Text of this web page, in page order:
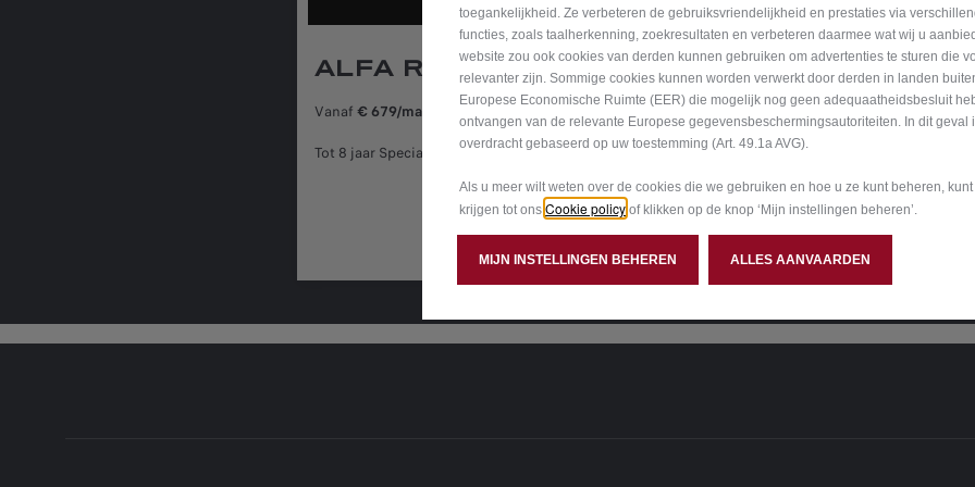
ALFA ROMEO GIULIA
Vanaf € 679/maand(1)
in Leas'n'Go, inclusief onderhoud
Tot 8 jaar Special Sprint garantie(2)
MEER WETEN
GIULIA.
Giulia, de sedan voor
gespierde lijnen symbool
veiligheid. Configureer nu uw
toegankelijkheid. Ze verbeteren de gebruiksvriendelijkheid en prestaties via
functies, zoals taalherkenning, zoekresultaten en verbeteren daarmee wat wij u
website zou ook cookies van derden kunnen gebruiken om advertenties te sturen die
relevanter zijn. Sommige cookies kunnen worden verwerkt door derden in landen
Europese Economische Ruimte (EER) die mogelijk nog geen adequaatheidsbesluit
ontvangen van de relevante Europese gegevensbeschermingsautoriteiten. In dit geval
overdracht gebaseerd op uw toestemming (Art. 49.1a AVG).
Als u meer wilt weten over de cookies die we gebruiken en hoe u ze kunt beheren,
krijgen tot ons Cookie policy of klikken op de knop ‘Mijn instellingen beheren’.
MIJN INSTELLINGEN BEHEREN ALLES AANVAARDEN